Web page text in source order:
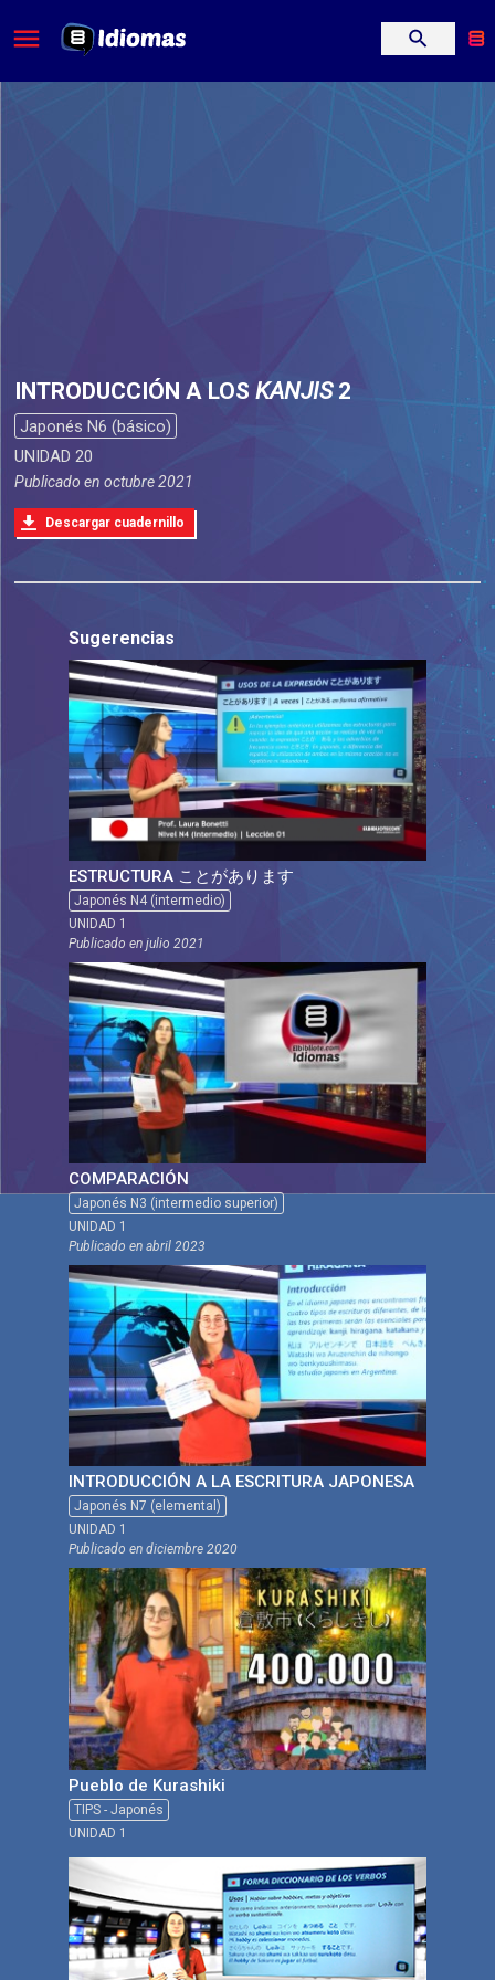
INTRODUCCIÓN A LOSKANJIS2
Japonés N6 (básico)
UNIDAD 20
Publicado enoctubre 2021
Descargar cuadernillo
Sugerencias
ESTRUCTURA ことがあります
Japonés N4 (intermedio)
UNIDAD 1
Publicado enjulio 2021
COMPARACIÓN
Japonés N3 (intermedio superior)
UNIDAD 1
Publicado enabril 2023
INTRODUCCIÓN A LA ESCRITURA JAPONESA
Japonés N7 (elemental)
UNIDAD 1
Publicado endiciembre 2020
Pueblo de Kurashiki
TIPS - Japonés
UNIDAD 1